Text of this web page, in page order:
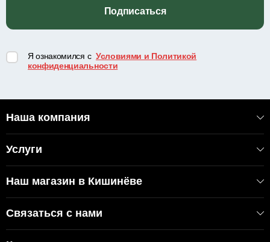
Подписаться
Я ознакомился с Условиями и Политикой
конфиденциальности
Наша компания
Услуги
Наш магазин в Кишинёве
Связаться с нами